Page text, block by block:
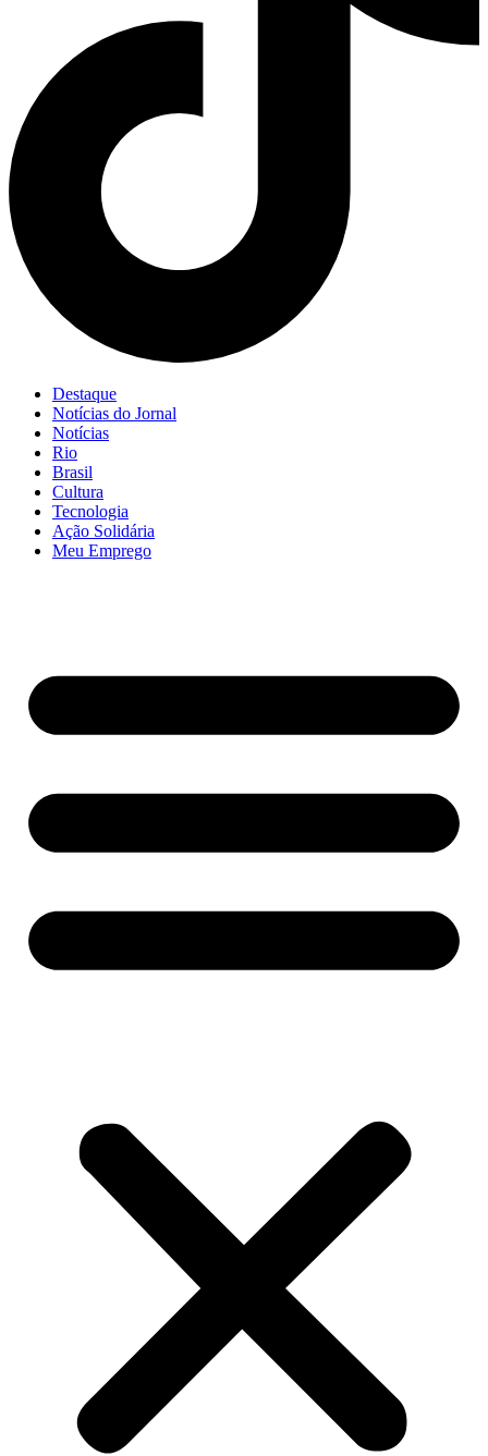
Destaque
Notícias do Jornal
Notícias
Rio
Brasil
Cultura
Tecnologia
Ação Solidária
Meu Emprego